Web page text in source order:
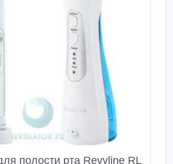
полости рта Revyline RL